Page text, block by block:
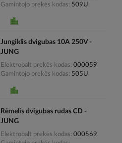
Gamintojo prekės kodas
509U
Jungiklis dvigubas 10A 250V -
JUNG
Elektrobalt prekės kodas 000059
Gamintojo prekės kodas
505U
Rėmelis dvigubas rudas CD -
JUNG
Elektrobalt prekės kodas 000569